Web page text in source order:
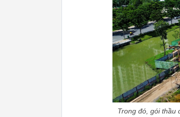
Trong đó, gói thầu